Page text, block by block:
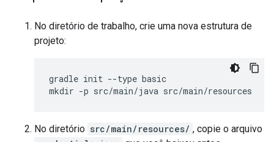
No diretório de trabalho, crie uma nova estrutura de
projeto:
gradle init --type basic
No diretório src/main/resources/ , copie o arquivo